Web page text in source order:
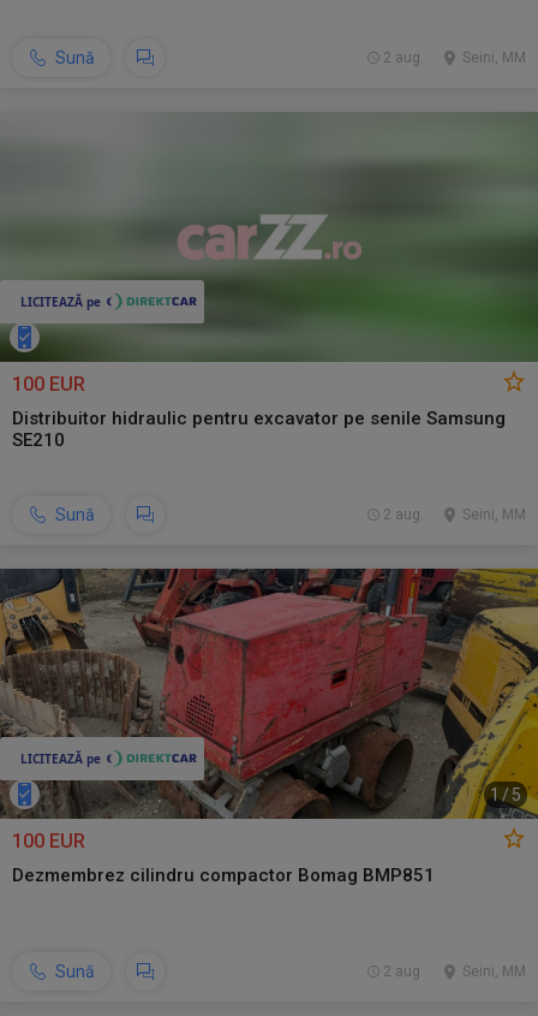
Sună Seini, MM
2 aug.
100 EUR
Distribuitor hidraulic pentru excavator pe senile Samsung
SE210
Sună Seini, MM
2 aug.
1 / 5
100 EUR
Dezmembrez cilindru compactor Bomag BMP851
Sună Seini, MM
2 aug.